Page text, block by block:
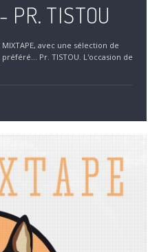
PR. TISTOU
avec une sélection de
Pr. TISTOU. L'occasion de